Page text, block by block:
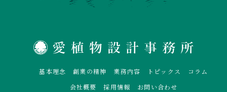
基本理念 創業の精神 業務内容 トピックス
コラム
会社概要
採用情報 お問い合わせ